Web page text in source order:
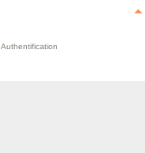
Authentification